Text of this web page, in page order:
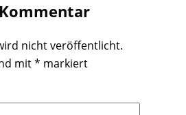
nicht veröffentlicht.
mit* markiert